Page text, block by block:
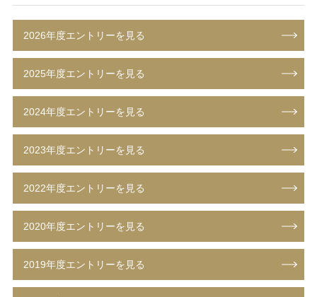
2026年度エントリーを見る
2025年度エントリーを見る
2024年度エントリーを見る
2023年度エントリーを見る
2022年度エントリーを見る
2020年度エントリーを見る
2019年度エントリーを見る